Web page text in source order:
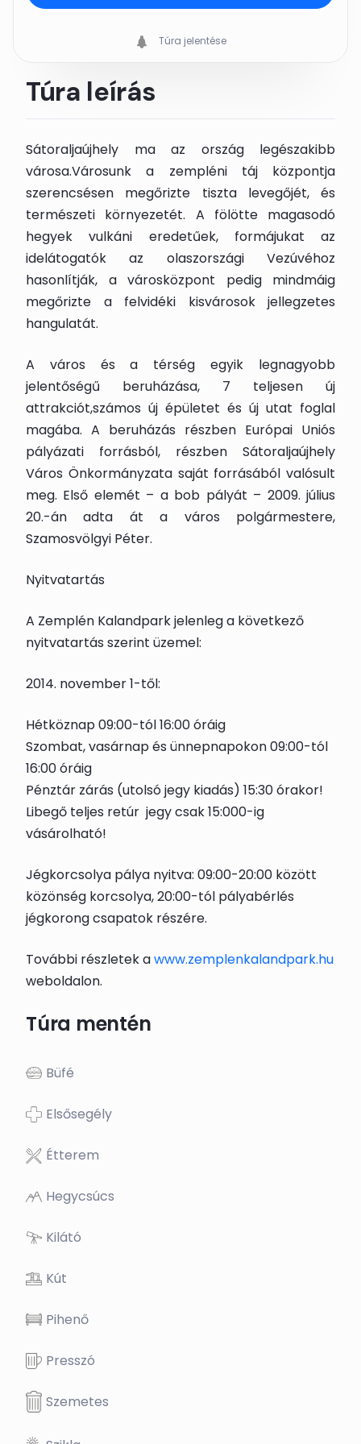
Túra jelentése
Túra leírás
Sátoraljaújhely ma az ország legészakibb
városa.Városunk a zempléni táj központja
szerencsésen megőrizte tiszta levegőjét, és
természeti környezetét. A fölötte magasodó
hegyek vulkáni eredetűek, formájukat az
idelátogatók az olaszországi Vezúvéhoz
hasonlítják, a városközpont pedig mindmáig
megőrizte a felvidéki kisvárosok jellegzetes
hangulatát.
A város és a térség egyik legnagyobb
jelentőségű beruházása, 7 teljesen új
attrakciót,számos új épületet és új utat foglal
magába. A beruházás részben Európai Uniós
pályázati forrásból, részben Sátoraljaújhely
Város Önkormányzata saját forrásából valósult
meg. Első elemét – a bob pályát – 2009. július
20.-án adta át a város polgármestere,
Szamosvölgyi Péter.
Nyitvatartás
A Zemplén Kalandpark jelenleg a következő
nyitvatartás szerint üzemel:
2014. november 1-től:
Hétköznap 09:00-tól 16:00 óráig
Szombat, vasárnap és ünnepnapokon 09:00-tól
16:00 óráig
Pénztár zárás (utolsó jegy kiadás) 15:30 órakor!
Libegő teljes retúr jegy csak 15:000-ig
vásárolható!
Jégkorcsolya pálya nyitva: 09:00-20:00 között
közönség korcsolya, 20:00-tól pályabérlés
jégkorong csapatok részére.
További részletek awww.zemplenkalandpark.hu
weboldalon.
Túra mentén
Büfé
Elsősegély
Étterem
Hegycsúcs
Kilátó
Kút
Pihenő
Presszó
Szemetes